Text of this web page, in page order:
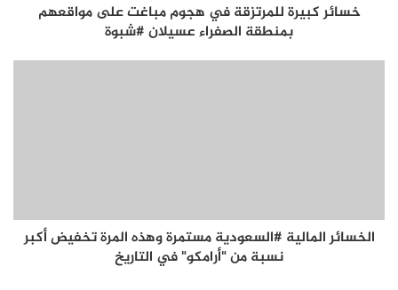
خسائر كبيرة للمرتزقة في هجوم مباغت على مواقعهم
بمنطقة الصفراء عسيلان #شبوة
الخسائر المالية #السعودية مستمرة وهذه المرة تخفيض أكبر
نسبة من "أرامكو" في التاريخ